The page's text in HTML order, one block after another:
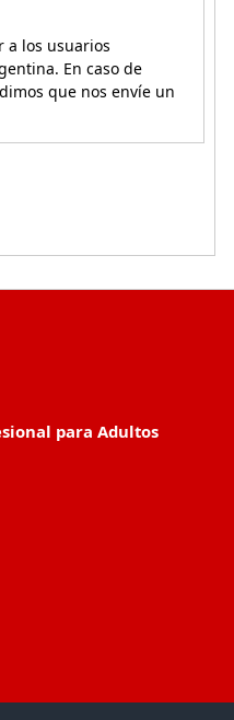
a los usuarios
En caso de
que nos envíe un
para Adultos